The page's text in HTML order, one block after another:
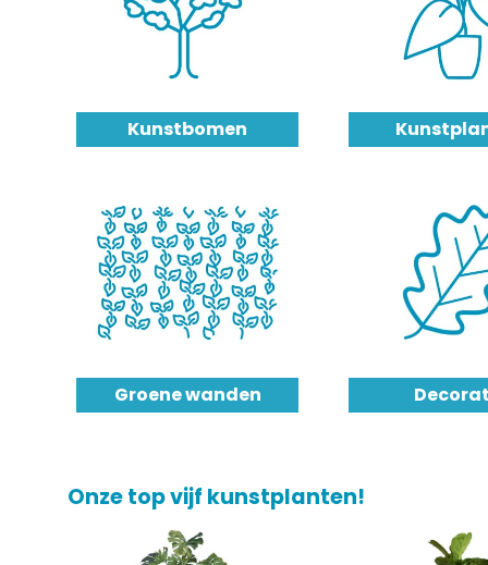
Kunstbomen
Groene wanden
Onze top vijf kunstplanten!